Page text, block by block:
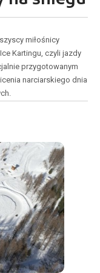
miłośnicy
Kartingu, czyli jazdy
przygotowanym
narciarskiego dnia